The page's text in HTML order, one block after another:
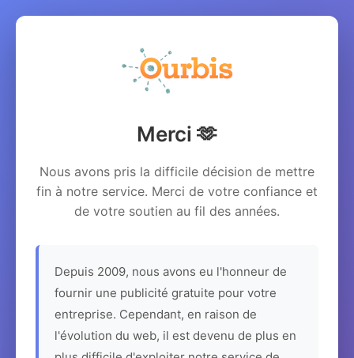
Merci 🫶
Nous avons pris la difficile décision de mettre
fin à notre service. Merci de votre confiance et
de votre soutien au fil des années.
Depuis 2009, nous avons eu l'honneur de
fournir une publicité gratuite pour votre
entreprise. Cependant, en raison de
l'évolution du web, il est devenu de plus en